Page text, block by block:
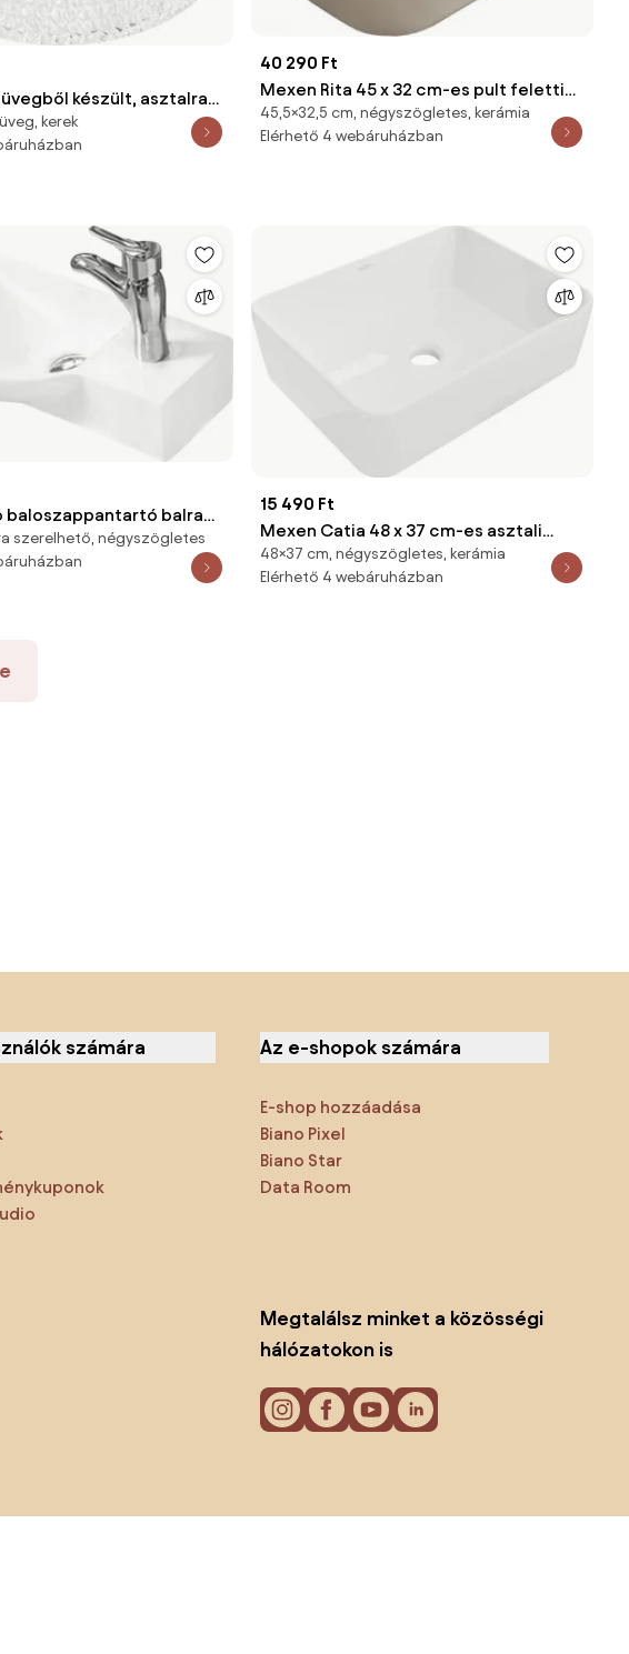
üvegből készült, asztalra
39 x 39 cm,
- 24013905
kerek
40 290 Ft
Mexen Rita 45 x 32 cm-es pult feletti
mosdó, bézs matt - 21084566
45,5×32,5 cm, négyszögletes, kerámia
Elérhető 4 webáruházban
baloszappantartó balra
- 21254500L
szerelhető, négyszögletes
15 490 Ft
Mexen Catia 48 x 37 cm-es asztali
mosdókagyló, fehér - 21314800
48×37 cm, négyszögletes, kerámia
Elérhető 4 webáruházban
számára Az e-shopok számára
E-shop hozzáadása
Biano Pixel
Biano Star
Data Room
Megtalálsz minket a közösségi
hálózatokon is